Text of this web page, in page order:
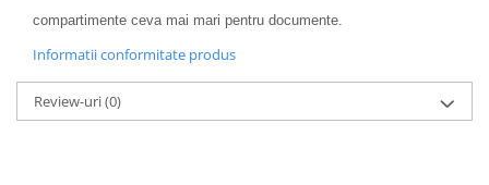
compartimente ceva mai mari pentru documente.
Informatii conformitate produs
Review-uri(0)